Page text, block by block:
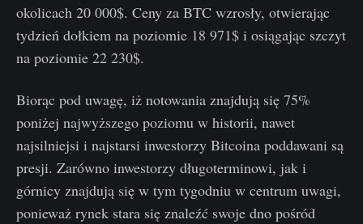
okolicach 20 000$. Ceny za BTC wzrosły, otwierając
tydzień dołkiem na poziomie 18 971$ i osiągając szczyt
na poziomie 22 230$.
Biorąc pod uwagę, iż notowania znajdują się 75%
poniżej najwyższego poziomu w historii, nawet
najsilniejsi i najstarsi inwestorzy Bitcoina poddawani są
presji. Zarówno inwestorzy długoterminowi, jak i
górnicy znajdują się w tym tygodniu w centrum uwagi,
ponieważ rynek stara się znaleźć swoje dno pośród